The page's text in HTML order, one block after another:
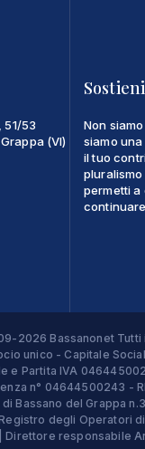
51/53
(VI)
Non
siamo
il tuo
permetti a
2026 Bassanonet Tutti
unico - Capitale
e Partita IVA
n° 04644500243 -
Bassano del Grappa
degli Operatori
Direttore responsabile